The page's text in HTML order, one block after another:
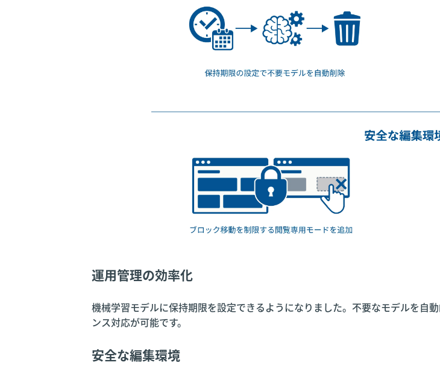
運用管理の効率化
機械学習モデルに保持期限を設定できるようになりました。不要なモデルを自
ンス対応が可能です。
安全な編集環境